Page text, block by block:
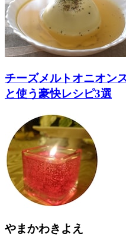
チーズメルトオニオ
と使う豪快レシピ3選
やまかわきよえ